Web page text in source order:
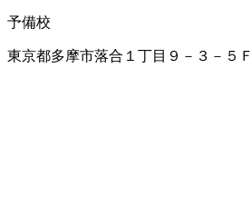
予備校
東京都多摩市落合１丁目９－３－５Ｆ